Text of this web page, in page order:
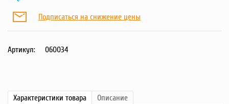
Подписаться на снижение цены
Артикул: 060034
Характеристики товара Описание